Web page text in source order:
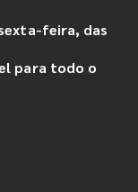
feira, das
para todo o